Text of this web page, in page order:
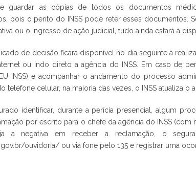
guardar as cópias de todos os documentos
pois o perito do INSS pode reter esses documentos.
ou o ingresso de ação judicial, tudo ainda estará à
de decisão ficará disponível no dia seguinte à
ou indo direto a agência do INSS. Em caso de
INSS) e acompanhar o andamento do processo
telefone celular, na maioria das vezes, o INSS atualiza
identificar, durante a perícia presencial, algum
por escrito para o chefe da agência do INSS (com
a negativa em receber a reclamação, o
ouvidoria/ ou via fone pelo 135 e registrar uma